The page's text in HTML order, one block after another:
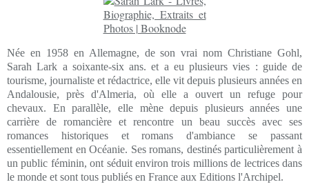
Née en 1958 en Allemagne, de son vrai nom Christiane Gohl,
Sarah Lark a soixante-six ans. et a eu plusieurs vies : guide de
tourisme, journaliste et rédactrice, elle vit depuis plusieurs années en
Andalousie, près d'Almeria, où elle a ouvert un refuge pour
chevaux. En parallèle, elle mène depuis plusieurs années une
carrière de romancière et rencontre un beau succès avec ses
romances historiques et romans d'ambiance se passant
essentiellement en Océanie. Ses romans, destinés particulièrement à
un public féminin, ont séduit environ trois millions de lectrices dans
le monde et sont tous publiés en France aux Editions l'Archipel.